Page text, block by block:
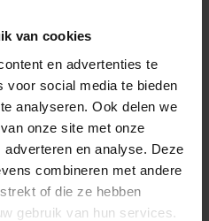
van cookies
en advertenties te
voor social media te bieden
analyseren. Ook delen we
onze site met onze
en analyse. Deze
combineren met andere
of die ze hebben
gebruik van hun services.
privacy cruciaal is, toont
jouw organisatie
voldoet aan de AVG. Het
hebt gezet om
of leden te